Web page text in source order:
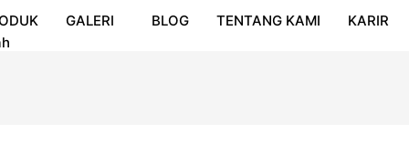
GALERI BLOG TENTANG KAMI KARIR